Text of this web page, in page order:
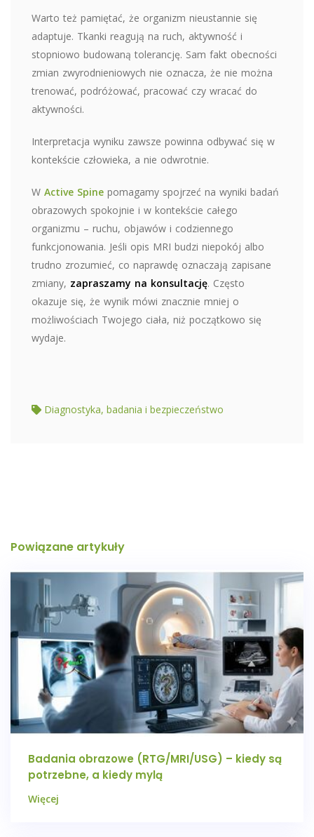
Warto też pamiętać, że organizm nieustannie się
adaptuje. Tkanki reagują na ruch, aktywność i
stopniowo budowaną tolerancję. Sam fakt obecności
zmian zwyrodnieniowych nie oznacza, że nie można
trenować, podróżować, pracować czy wracać do
aktywności.
Interpretacja wyniku zawsze powinna odbywać się w
kontekście człowieka, a nie odwrotnie.
W Active Spine pomagamy spojrzeć na wyniki badań
obrazowych spokojnie i w kontekście całego
organizmu – ruchu, objawów i codziennego
funkcjonowania. Jeśli opis MRI budzi niepokój albo
trudno zrozumieć, co naprawdę oznaczają zapisane
zmiany, zapraszamy na konsultację. Często
okazuje się, że wynik mówi znacznie mniej o
możliwościach Twojego ciała, niż początkowo się
wydaje.
Diagnostyka, badania i bezpieczeństwo
Powiązane artykuły
Badania obrazowe (RTG/MRI/USG) – kiedy są
potrzebne, a kiedy mylą
Więcej